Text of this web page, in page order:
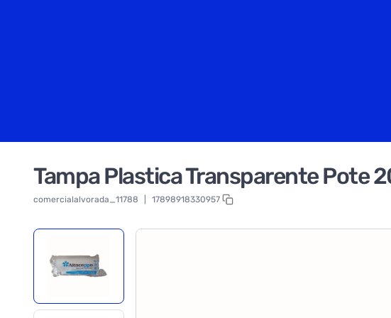
Tampa Plastica Transparente Pote
comercialalvorada_11788 17898918330957